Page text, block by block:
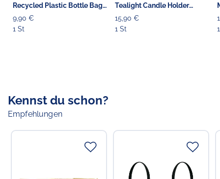
Recycled Plastic Bottle Bag
'Tree of Life' 45 cm
9,90 €
1 St
Tealight Candle Holder
'Grandmother's Country'
15,90 €
1 St
Kennst du schon?
Empfehlungen